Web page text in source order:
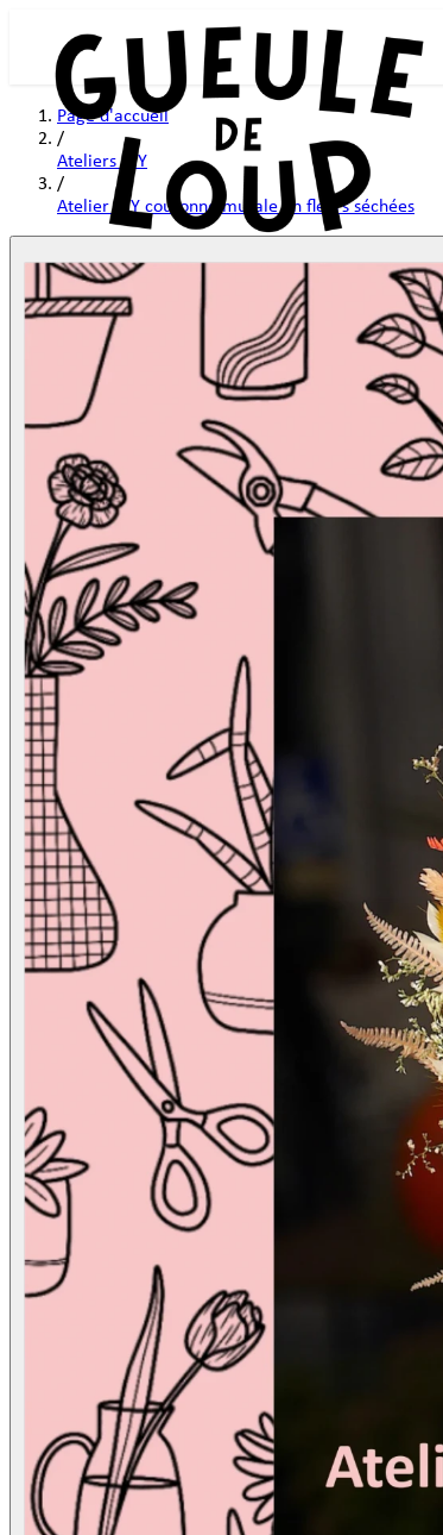
Page d'accueil
/
Ateliers DIY
/
Atelier DIY couronne murale en fleurs séchées